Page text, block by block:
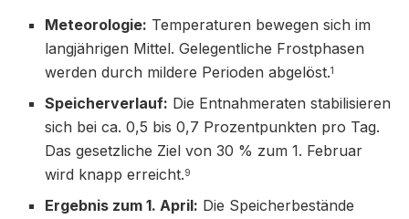
Meteorologie: Temperaturen bewegen sich im
langjährigen Mittel. Gelegentliche Frostphasen
werden durch mildere Perioden abgelöst.1
Speicherverlauf: Die Entnahmeraten stabilisieren
sich bei ca. 0,5 bis 0,7 Prozentpunkten pro Tag.
Das gesetzliche Ziel von 30 % zum 1. Februar
wird knapp erreicht.9
Ergebnis zum 1. April: Die Speicherbestände